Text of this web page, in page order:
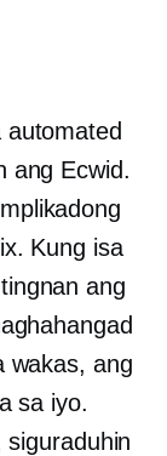
automated
ang Ecwid.
Kung isa
ang
wakas, ang
sa iyo.